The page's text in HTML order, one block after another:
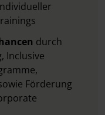
durch
Inclusive
Förderung